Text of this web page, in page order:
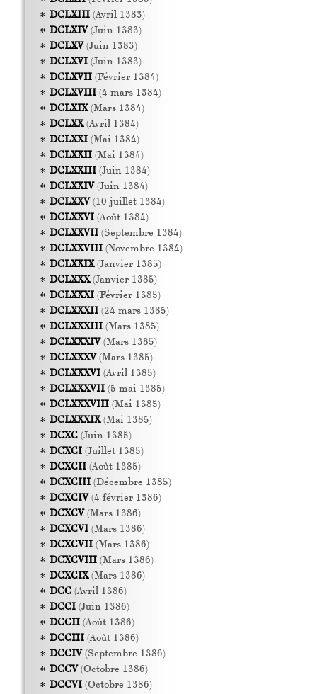
DCLXIII(Avril 1383)
DCLXIV(Juin 1383)
DCLXV(Juin 1383)
DCLXVI(Juin 1383)
DCLXVII(Février 1384)
DCLXVIII(4 mars 1384)
DCLXIX(Mars 1384)
DCLXX(Avril 1384)
DCLXXI(Mai 1384)
DCLXXII(Mai 1384)
DCLXXIII(Juin 1384)
DCLXXIV(Juin 1384)
DCLXXV(10 juillet 1384)
DCLXXVI(Août 1384)
DCLXXVII(Septembre 1384)
DCLXXVIII(Novembre 1384)
DCLXXIX(Janvier 1385)
DCLXXX(Janvier 1385)
DCLXXXI(Février 1385)
DCLXXXII(24 mars 1385)
DCLXXXIII(Mars 1385)
DCLXXXIV(Mars 1385)
DCLXXXV(Mars 1385)
DCLXXXVI(Avril 1385)
DCLXXXVII(5 mai 1385)
DCLXXXVIII(Mai 1385)
DCLXXXIX(Mai 1385)
DCXC(Juin 1385)
DCXCI(Juillet 1385)
DCXCII(Août 1385)
DCXCIII(Décembre 1385)
DCXCIV(4 février 1386)
DCXCV(Mars 1386)
DCXCVI(Mars 1386)
DCXCVII(Mars 1386)
DCXCVIII(Mars 1386)
DCXCIX(Mars 1386)
DCC(Avril 1386)
DCCI(Juin 1386)
DCCII(Août 1386)
DCCIII(Août 1386)
DCCIV(Septembre 1386)
DCCV(Octobre 1386)
DCCVI(Octobre 1386)